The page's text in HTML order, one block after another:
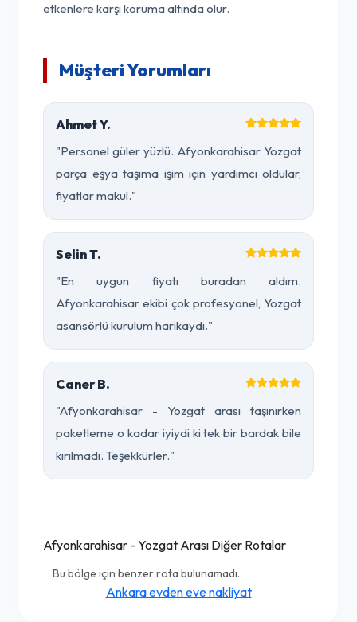
etkenlere karşı koruma altında olur.
Müşteri Yorumları
Ahmet Y.
"Personel güler yüzlü. Afyonkarahisar Yozgat
parça eşya taşıma işim için yardımcı oldular,
fiyatlar makul."
Selin T.
"En uygun fiyatı buradan aldım.
Afyonkarahisar ekibi çok profesyonel, Yozgat
asansörlü kurulum harikaydı."
Caner B.
"Afyonkarahisar - Yozgat arası taşınırken
paketleme o kadar iyiydi ki tek bir bardak bile
kırılmadı. Teşekkürler."
Afyonkarahisar - Yozgat Arası Diğer Rotalar
Bu bölge için benzer rota bulunamadı.
Ankara evden eve nakliyat